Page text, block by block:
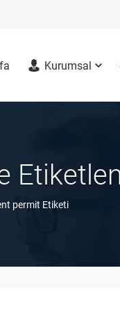
Kurumsal
permit Etiketi